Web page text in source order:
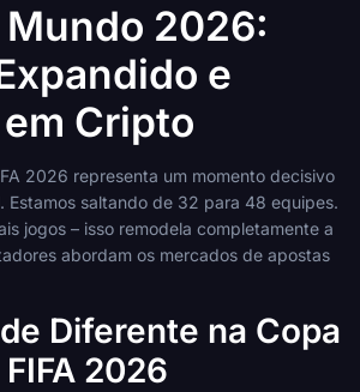
Mundo 2026:
e
Cripto
2026 representa um momento decisivo
Estamos saltando de 32 para 48 equipes.
jogos – isso remodela completamente a
abordam os mercados de apostas
Diferente na Copa
2026